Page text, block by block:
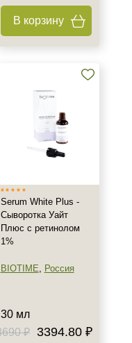
В корзину
Serum White Plus -
Сыворотка Уайт
Плюс с ретинолом
1%
BIOTIME, Россия
30 мл
₽
3394.80 ₽